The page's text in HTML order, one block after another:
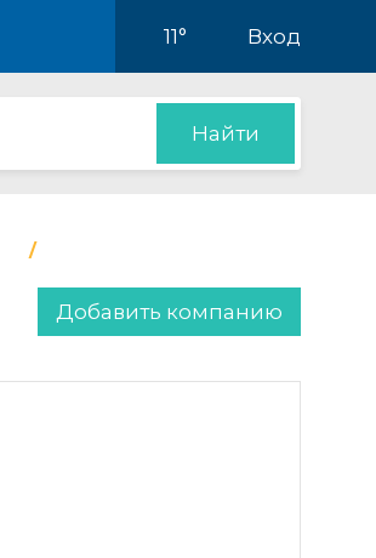
11° Вход
Найти
Добавить компанию